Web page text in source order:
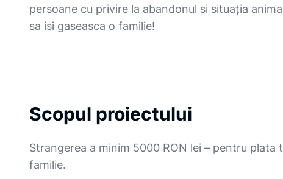
persoane cu privire la abandonul si situația
sa isi gaseasca o familie!
Scopul proiectului
Strangerea a minim 5000 RON lei – pentru
familie.